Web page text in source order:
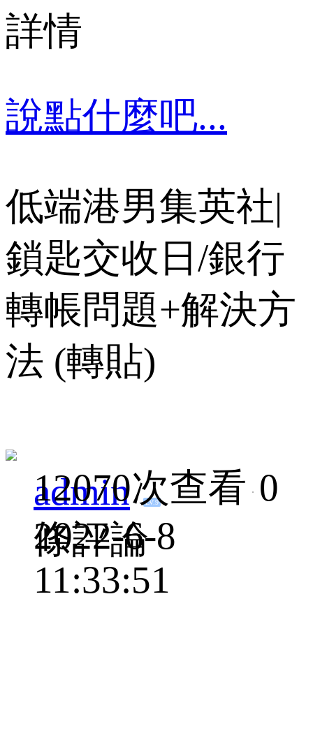
詳情
說點什麼吧...
低端港男集英社|
鎖匙交收日/銀行
轉帳問題+解決方
法 (轉貼)
admin LV.9
12070次查看 0
條評論
2022-6-8
11:33:51